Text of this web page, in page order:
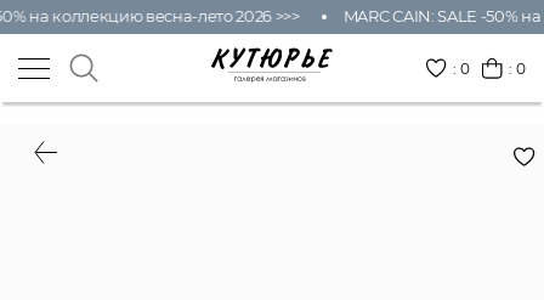
на коллекцию весна-лето 2026 >>> MARC CAIN: SALE -50%
:0 : 0